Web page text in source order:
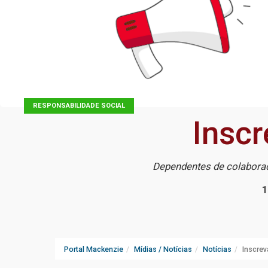
RESPONSABILIDADE SOCIAL
Dependentes de
Portal Mackenzie Mídias / Notícias Notícias